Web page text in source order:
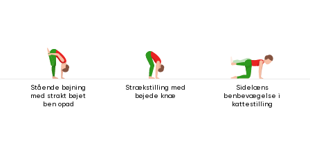
Stående bøjning
med strakt bøjet
ben opad
Strækstilling med
bøjede knæ
Sidelæns
benbevægelse i
kattestilling